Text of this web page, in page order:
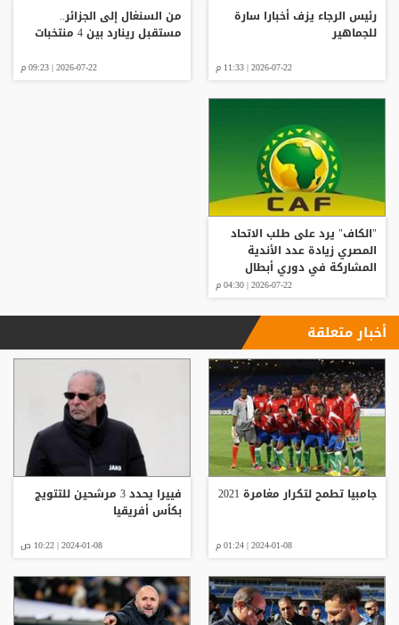
رئيس الرجاء يزف أخبارا سارة
للجماهير
2026-07-22 | 11:33 م
من السنغال إلى الجزائر..
مستقبل رينارد بين 4 منتخبات
2026-07-22 | 09:23 م
"الكاف" يرد على طلب الاتحاد
المصري زيادة عدد الأندية
المشاركة في دوري أبطال
2026-07-22 | 04:30 م
أخبار متعلقة
جامبيا تطمح لتكرار مغامرة 2021
2024-01-08 | 01:24 م
فييرا يحدد 3 مرشحين للتتويج
بكأس أفريقيا
2024-01-08 | 10:22 ص